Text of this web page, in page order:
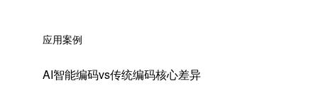
应用案例
AI智能编码vs传统编码核心差异